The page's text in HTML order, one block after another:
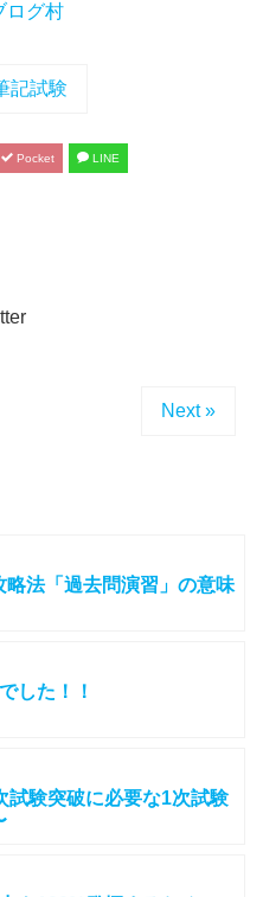
ログ村
記試験
Pocket LINE
Next »
略法「過去問演習」の意味
した！！
試験突破に必要な1次試験